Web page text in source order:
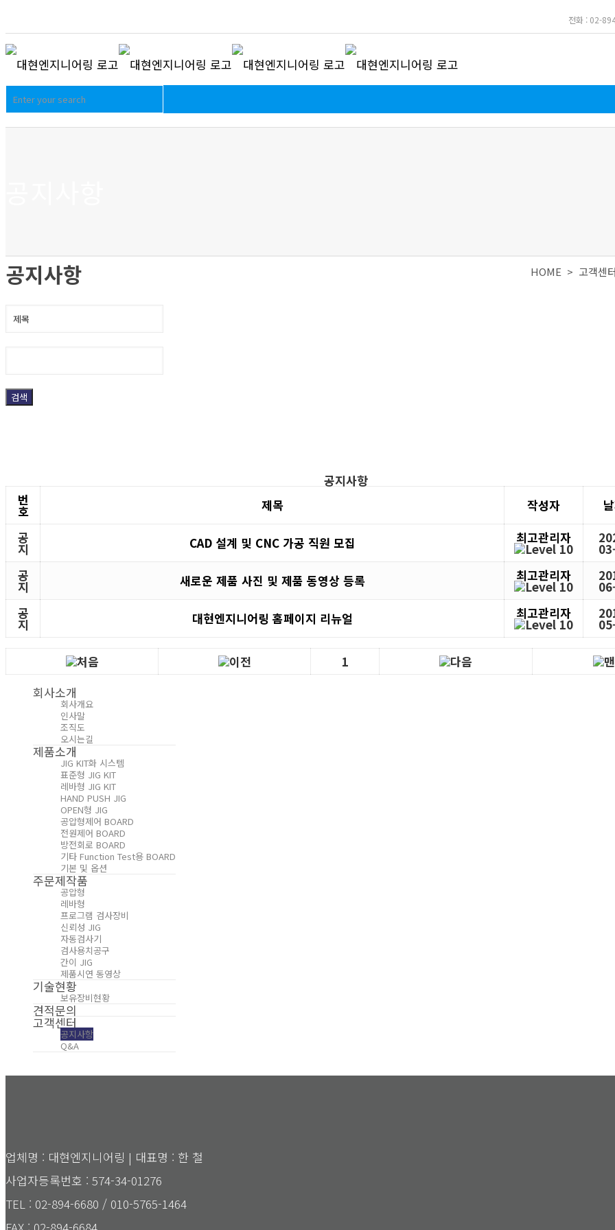
전화 : 02-
HOME > 고객센
공지사항
검색
공지사항
번
호 제목 작성자
공
지 CAD 설계 및 CNC 가공 직원 모집 최고관리자
공
지 새로운 제품 사진 및 제품 동영상 등록 최고관리자
공
지 대현엔지니어링 홈페이지 리뉴얼 최고관리자
1
회사소개
회사개요
인사말
조직도
오시는길
제품소개
JIG KIT화 시스템
표준형 JIG KIT
레바형 JIG KIT
HAND PUSH JIG
OPEN형 JIG
공압형제어 BOARD
전원제어 BOARD
방전회로 BOARD
기타 Function Test용 BOARD
기본 및 옵션
주문제작품
공압형
레바형
프로그램 검사장비
신뢰성 JIG
자동검사기
검사용치공구
간이 JIG
제품시연 동영상
기술현황
보유장비현황
견적문의
고객센터
공지사항
Q&A
업체명 : 대현엔지니어링 | 대표명 : 한 철
사업자등록번호 : 574-34-01276
TEL : 02-894-6680 / 010-5765-1464